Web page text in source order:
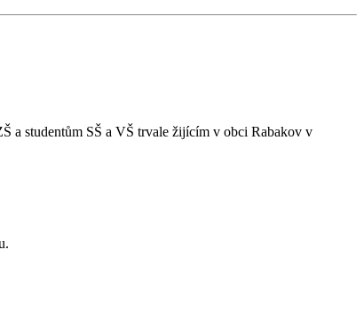
a studentům SŠ a VŠ trvale žijícím v obci Rabakov v